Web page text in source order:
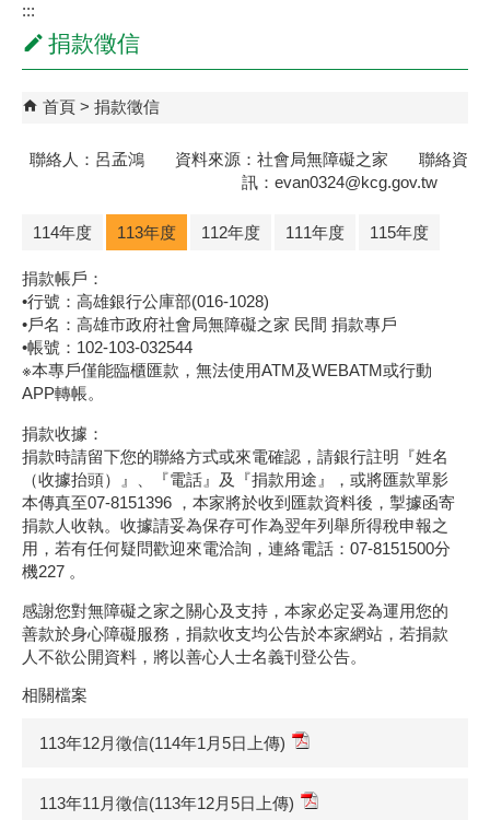
:::
捐款徵信
首頁 捐款徵信
聯絡人：呂孟鴻 資料來源：社會局無障礙之家 聯絡資
訊：evan0324@kcg.gov.tw
114年度 113年度 112年度 111年度 115年度
捐款帳戶：
•行號：高雄銀行公庫部(016-1028)
•戶名：高雄市政府社會局無障礙之家 民間 捐款專戶
•帳號：102-103-032544
※本專戶僅能臨櫃匯款，無法使用ATM及WEBATM或行動
APP轉帳。
捐款收據：
捐款時請留下您的聯絡方式或來電確認，請銀行註明『姓名
（收據抬頭）』、『電話』及『捐款用途』，或將匯款單影
本傳真至07-8151396 ，本家將於收到匯款資料後，掣據函寄
捐款人收執。收據請妥為保存可作為翌年列舉所得稅申報之
用，若有任何疑問歡迎來電洽詢，連絡電話：07-8151500分
機227 。
感謝您對無障礙之家之關心及支持，本家必定妥為運用您的
善款於身心障礙服務，捐款收支均公告於本家網站，若捐款
人不欲公開資料，將以善心人士名義刊登公告。
相關檔案
113年12月徵信(114年1月5日上傳)
113年11月徵信(113年12月5日上傳)